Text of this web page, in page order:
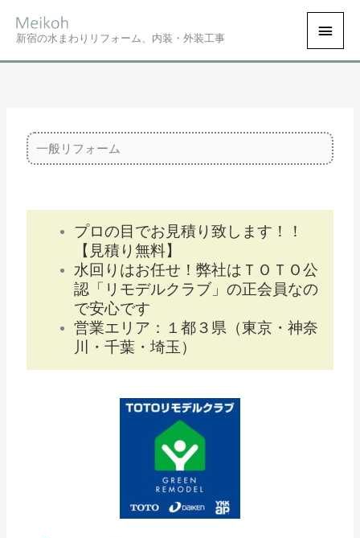
ス
新宿の水まわりリフォーム、内装・外装工事
メ
イ
ニ
ホーム 一般リフォーム
一般リフォーム
プロの目でお見積り致します！！
【見積り無料】
水回りはお任せ！弊社はＴＯＴＯ公
認「リモデルクラブ」の正会員なの
で安心です
営業エリア：１都３県（東京・神奈
川・千葉・埼玉）